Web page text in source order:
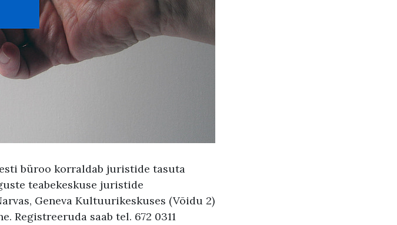
büroo korraldab juristide tasuta
teabekeskuse juristide
Geneva Kultuurikeskuses (Võidu 2)
Registreeruda saab tel. 672 0311